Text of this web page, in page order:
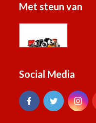
Met steun van
Social Media